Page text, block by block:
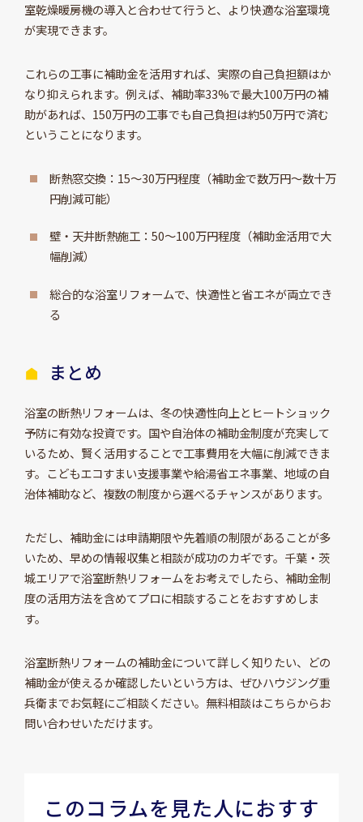
室乾燥暖房機の導入と合わせて行うと、より快適な浴室環境
が実現できます。
これらの工事に補助金を活用すれば、実際の自己負担額はか
なり抑えられます。例えば、補助率33%で最大100万円の補
助があれば、150万円の工事でも自己負担は約50万円で済む
ということになります。
断熱窓交換：15～30万円程度（補助金で数万円～数十万
円削減可能）
壁・天井断熱施工：50～100万円程度（補助金活用で大
幅削減）
総合的な浴室リフォームで、快適性と省エネが両立でき
る
まとめ
浴室の断熱リフォームは、冬の快適性向上とヒートショック
予防に有効な投資です。国や自治体の補助金制度が充実して
いるため、賢く活用することで工事費用を大幅に削減できま
す。こどもエコすまい支援事業や給湯省エネ事業、地域の自
治体補助など、複数の制度から選べるチャンスがあります。
ただし、補助金には申請期限や先着順の制限があることが多
いため、早めの情報収集と相談が成功のカギです。千葉・茨
城エリアで浴室断熱リフォームをお考えでしたら、補助金制
度の活用方法を含めてプロに相談することをおすすめしま
す。
浴室断熱リフォームの補助金について詳しく知りたい、どの
補助金が使えるか確認したいという方は、ぜひハウジング重
兵衛までお気軽にご相談ください。無料相談はこちらからお
問い合わせいただけます。
このコラムを見た人におすす